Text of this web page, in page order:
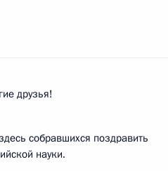
друзья!
собравшихся поздравить
науки.